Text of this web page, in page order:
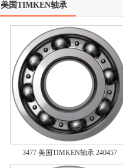
美国TIMKEN轴承
3477 美国TIMKEN轴承 240457